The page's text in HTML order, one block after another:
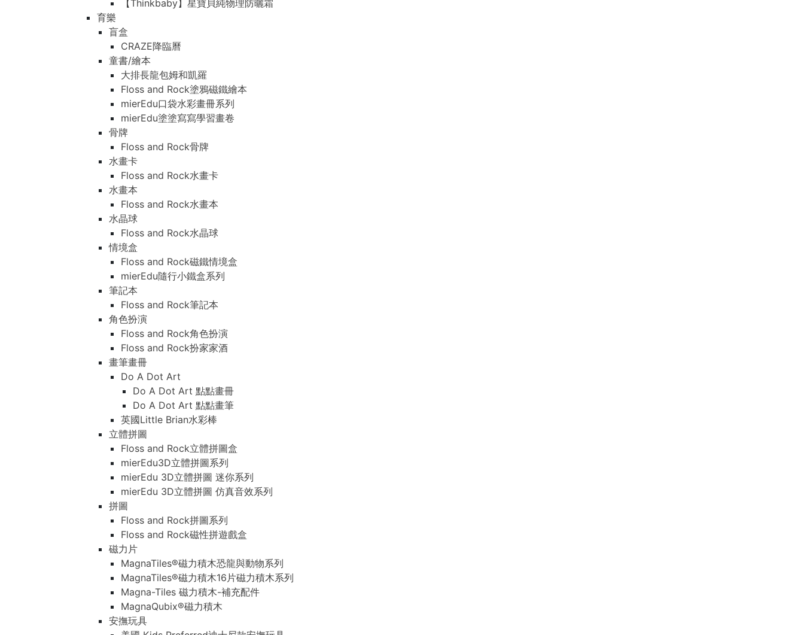
【Thinkbaby】星寶貝純物理防曬霜
育樂
盲盒
CRAZE降臨曆
童書/繪本
大排長龍包姆和凱羅
Floss and Rock塗鴉磁鐵繪本
mierEdu口袋水彩畫冊系列
mierEdu塗塗寫寫學習畫卷
骨牌
Floss and Rock骨牌
水畫卡
Floss and Rock水畫卡
水畫本
Floss and Rock水畫本
水晶球
Floss and Rock水晶球
情境盒
Floss and Rock磁鐵情境盒
mierEdu隨行小鐵盒系列
筆記本
Floss and Rock筆記本
角色扮演
Floss and Rock角色扮演
Floss and Rock扮家家酒
畫筆畫冊
Do A Dot Art
Do A Dot Art 點點畫冊
Do A Dot Art 點點畫筆
英國Little Brian水彩棒
立體拼圖
Floss and Rock立體拼圖盒
mierEdu3D立體拼圖系列
mierEdu 3D立體拼圖 迷你系列
mierEdu 3D立體拼圖 仿真音效系列
拼圖
Floss and Rock拼圖系列
Floss and Rock磁性拼遊戲盒
磁力片
MagnaTiles®磁力積木恐龍與動物系列
MagnaTiles®磁力積木16片磁力積木系列
Magna-Tiles 磁力積木-補充配件
MagnaQubix®磁力積木
安撫玩具